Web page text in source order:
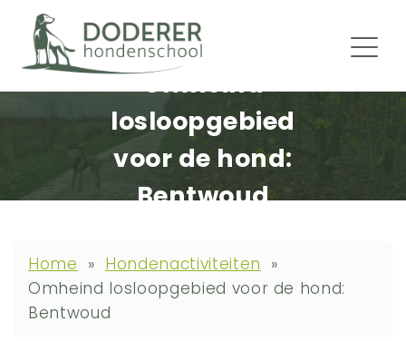
Omheind
losloopgebied
voor de hond:
Bentwoud
Home » Hondenactiviteiten »
Omheind losloopgebied voor de hond:
Bentwoud